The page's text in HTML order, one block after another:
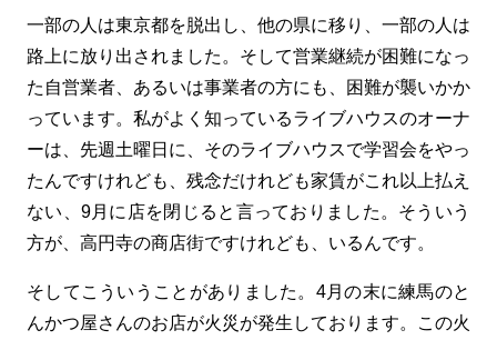
一部の人は東京都を脱出し、他の県に移り、一部の人は
路上に放り出されました。そして営業継続が困難になっ
た自営業者、あるいは事業者の方にも、困難が襲いかか
っています。私がよく知っているライブハウスのオーナ
ーは、先週土曜日に、そのライブハウスで学習会をやっ
たんですけれども、残念だけれども家賃がこれ以上払え
ない、9月に店を閉じると言っておりました。そういう
方が、高円寺の商店街ですけれども、いるんです。
そしてこういうことがありました。4月の末に練馬のと
んかつ屋さんのお店が火災が発生しております。この火